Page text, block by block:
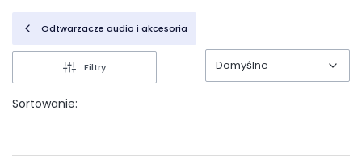
Odtwarzacze audio i akcesoria
Filtry
Sortowanie:
Domyślne